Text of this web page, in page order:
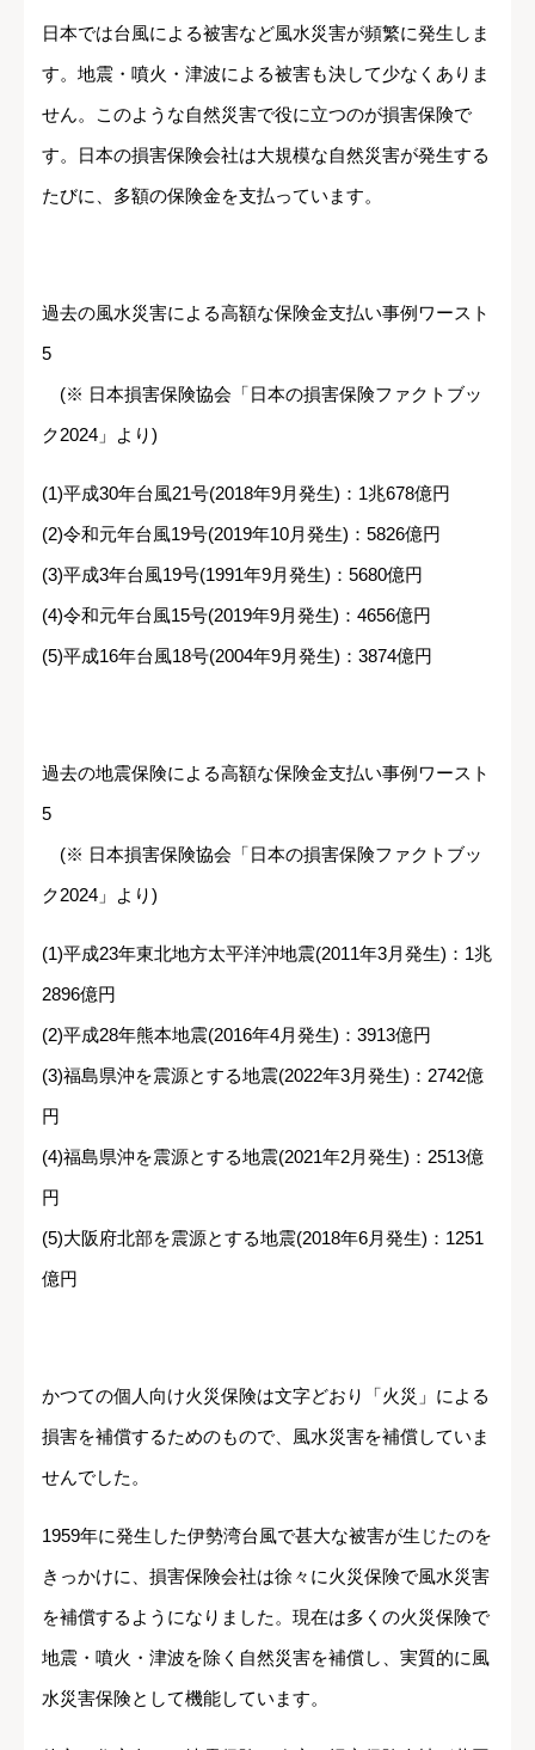
日本では台風による被害など風水災害が頻繁に発生しま
す。地震・噴火・津波による被害も決して少なくありま
せん。このような自然災害で役に立つのが損害保険で
す。日本の損害保険会社は大規模な自然災害が発生する
たびに、多額の保険金を支払っています。
過去の風水災害による高額な保険金支払い事例ワースト
5
(※ 日本損害保険協会「日本の損害保険ファクトブッ
ク2024」より)
(1)平成30年台風21号(2018年9月発生)：1兆678億円
(2)令和元年台風19号(2019年10月発生)：5826億円
(3)平成3年台風19号(1991年9月発生)：5680億円
(4)令和元年台風15号(2019年9月発生)：4656億円
(5)平成16年台風18号(2004年9月発生)：3874億円
過去の地震保険による高額な保険金支払い事例ワースト
5
(※ 日本損害保険協会「日本の損害保険ファクトブッ
ク2024」より)
(1)平成23年東北地方太平洋沖地震(2011年3月発生)：1兆
2896億円
(2)平成28年熊本地震(2016年4月発生)：3913億円
(3)福島県沖を震源とする地震(2022年3月発生)：2742億
円
(4)福島県沖を震源とする地震(2021年2月発生)：2513億
円
(5)大阪府北部を震源とする地震(2018年6月発生)：1251
億円
かつての個人向け火災保険は文字どおり「火災」による
損害を補償するためのもので、風水災害を補償していま
せんでした。
1959年に発生した伊勢湾台風で甚大な被害が生じたのを
きっかけに、損害保険会社は徐々に火災保険で風水災害
を補償するようになりました。現在は多くの火災保険で
地震・噴火・津波を除く自然災害を補償し、実質的に風
水災害保険として機能しています。